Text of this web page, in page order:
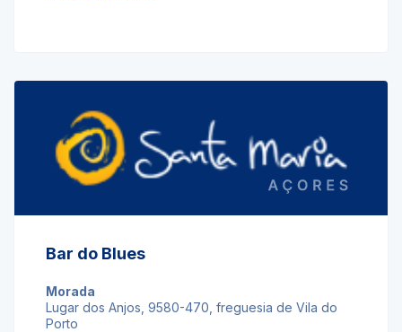
Bar do Blues
Morada
Lugar dos Anjos, 9580-470, freguesia de Vila do
Porto